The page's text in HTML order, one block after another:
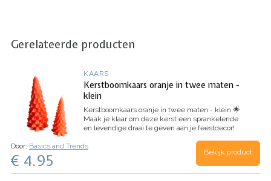
Gerelateerde producten
KAARS
Kerstboomkaars oranje in twee maten -
klein
Kerstboomkaars oranje in twee maten - klein 🌟
Maak je klaar om deze kerst een sprankelende
en levendige draai te geven aan je feestdecor!
gebruikelijke traditionele kerstkleuren, dan zijn…
Door: Basics and Trends
€ 4.95 Bekijk product